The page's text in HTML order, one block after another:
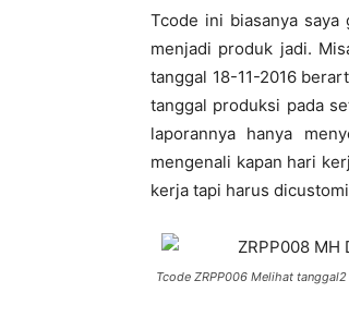
Tcode ini biasanya
menjadi produk jadi.
tanggal 18-11-2016
tanggal produksi pada
laporannya hanya
mengenali kapan hari
kerja tapi harus
Tcode ZRPP006 Melihat